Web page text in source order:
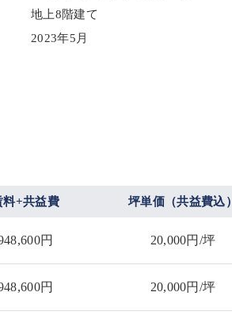
地上8階建て
2023年5月
料+共益費 坪単価（共益費込）
円 20,000円/坪
円 20,000円/坪